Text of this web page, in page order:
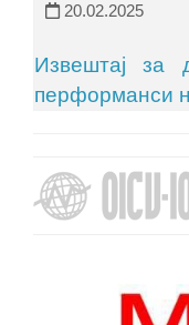
20.02.2025
Извештај за
перформанси